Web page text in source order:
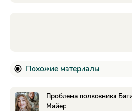
Похожие материалы
Проблема полковника
Майер